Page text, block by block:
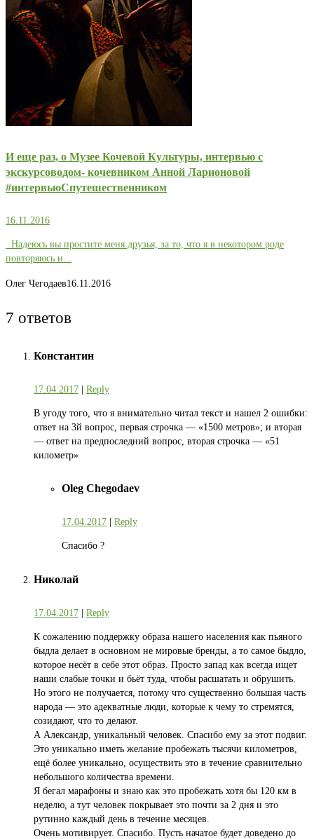
И еще раз, о Музее Кочевой Культуры, интервью с
экскурсоводом- кочевником Анной Ларионовой
#интервьюСпутешественником
16.11.2016
Надеюсь вы простите меня друзья, за то, что я в некотором роде
повторяюсь и...
Олег Чегодаев16.11.2016
7 ответов
Константин
17.04.2017 | Reply
В угоду того, что я внимательно читал текст и нашел 2 ошибки:
ответ на 3й вопрос, первая строчка — «1500 метров»; и вторая
— ответ на предпоследний вопрос, вторая строчка — «51
километр»
Oleg Chegodaev
17.04.2017 Reply
Спасибо ?
Николай
17.04.2017 | Reply
К сожалению поддержку образа нашего населения как пьяного
быдла делает в основном не мировые бренды, а то самое быдло,
которое несёт в себе этот образ. Просто запад как всегда ищет
наши слабые точки и бьёт туда, чтобы расшатать и обрушить.
Но этого не получается, потому что существенно большая часть
народа — это адекватные люди, которые к чему то стремятся,
созидают, что то делают.
А Александр, уникальный человек. Спасибо ему за этот подвиг.
Это уникально иметь желание пробежать тысячи километров,
ещё более уникально, осуществить это в течение сравнительно
небольшого количества времени.
Я бегал марафоны и знаю как это пробежать хотя бы 120 км в
неделю, а тут человек покрывает это почти за 2 дня и это
рутинно каждый день в течение месяцев.
Очень мотивирует. Спасибо. Пусть начатое будет доведено до